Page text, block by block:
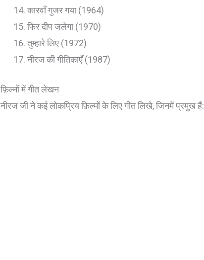
कारवाँ गुजर गया (1964)
फिर दीप जलेगा (1970)
तुम्हारे लिए (1972)
नीरज की गीतिकाएँ (1987)
फ़िल्मों में गीत लेखन
नीरज जी ने कई लोकप्रिय फ़िल्मों के लिए गीत लिखे, जिनमें प्रमुख हैं: